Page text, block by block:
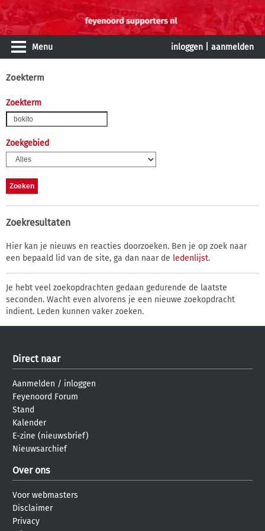
Menu inloggen aanmelden
Zoekterm
Zoekterm
Zoekgebied
Zoekresultaten
Hier kan je nieuws en reacties doorzoeken. Ben je op zoek naar
een bepaald lid van de site, ga dan naar de ledenlijst.
Je hebt veel zoekopdrachten gedaan gedurende de laatste
seconden. Wacht even alvorens je een nieuwe zoekopdracht
indient. Leden kunnen vaker zoeken.
Direct naar
Aanmelden / inloggen
Feyenoord Forum
Stand
Kalender
E-zine (nieuwsbrief)
Nieuwsarchief
Over ons
Voor webmasters
Disclaimer
Privacy